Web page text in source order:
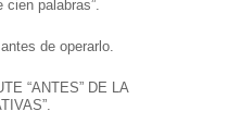
palabras”.
de operarlo.
“ANTES” DE LA